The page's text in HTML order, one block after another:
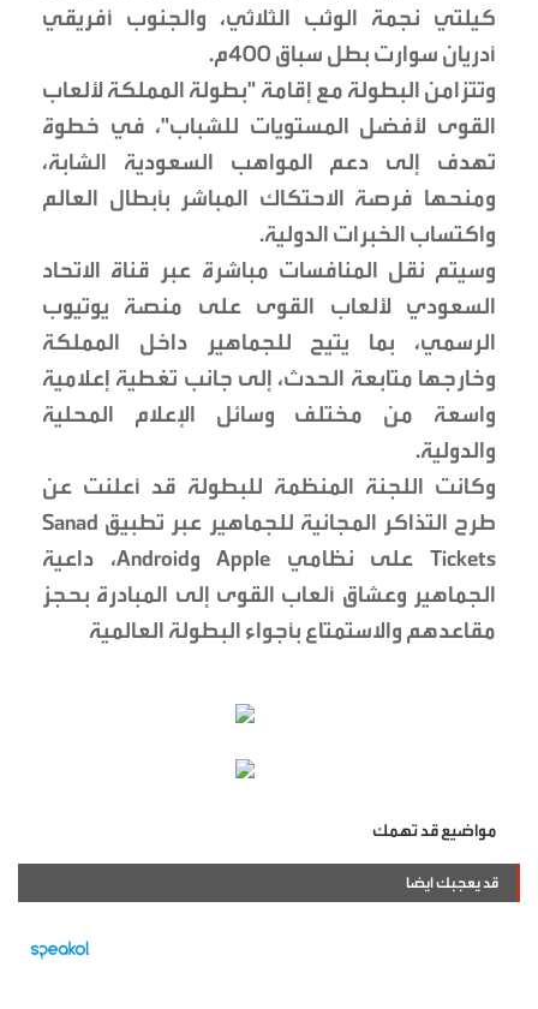
كيلتي نجمة الوثب الثلاثي، والجنوب أفريقي
أدريان سوارت بطل سباق 400م.
وتتزامن البطولة مع إقامة "بطولة المملكة لألعاب
القوى لأفضل المستويات للشباب"، في خطوة
تهدف إلى دعم المواهب السعودية الشابة،
ومنحها فرصة الاحتكاك المباشر بأبطال العالم
واكتساب الخبرات الدولية.
وسيتم نقل المنافسات مباشرة عبر قناة الاتحاد
السعودي لألعاب القوى على منصة يوتيوب
الرسمي، بما يتيح للجماهير داخل المملكة
وخارجها متابعة الحدث، إلى جانب تغطية إعلامية
واسعة من مختلف وسائل الإعلام المحلية
والدولية.
وكانت اللجنة المنظمة للبطولة قد أعلنت عن
طرح التذاكر المجانية للجماهير عبر تطبيق Sanad
Tickets على نظامي Apple وAndroid، داعية
الجماهير وعشاق ألعاب القوى إلى المبادرة بحجز
مقاعدهم والاستمتاع بأجواء البطولة العالمية
مواضيع قد تهمك
قد يعجبك ايضا